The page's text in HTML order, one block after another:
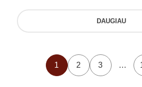
DAUGIAU
1 2 3 …